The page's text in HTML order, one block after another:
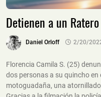
Detienen a un
Daniel Orloff 2/20/
Florencia Camila S. (25)
dos personas a su quincho en
motoguadaña, una